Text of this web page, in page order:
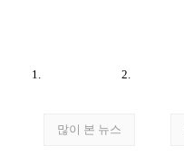
많이 본 뉴스